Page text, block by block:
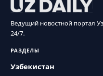
Ведущий новостной портал
24/7.
РАЗДЕЛЫ
Узбекистан